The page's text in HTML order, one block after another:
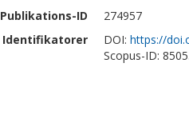
Publikations-ID
274957
Identifikatorer
DOI: https://
Scopus-ID: